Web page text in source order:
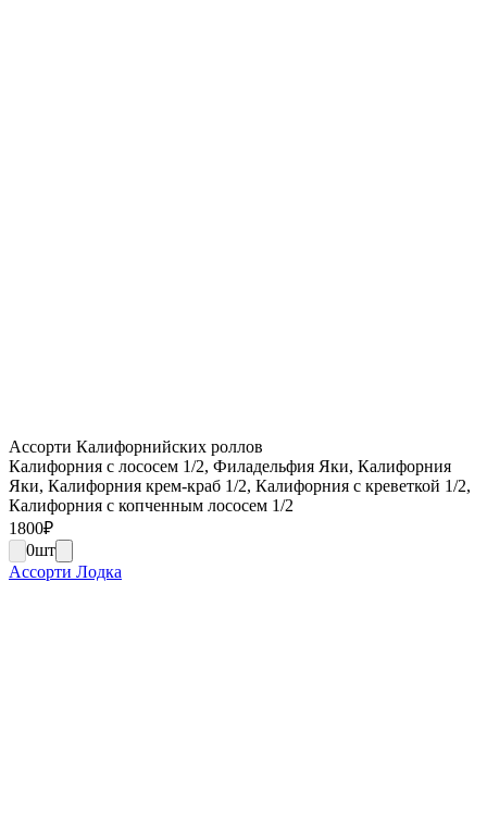
Ассорти Калифорнийских роллов
Калифорния с лососем 1/2, Филадельфия Яки, Калифорния
Яки, Калифорния крем-краб 1/2, Калифорния с креветкой 1/2,
Калифорния с копченным лососем 1/2
1800₽
0шт
Ассорти Лодка